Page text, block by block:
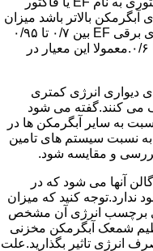
آبگرمکن بالاتر باشد میزان
کارایی آبگرمکن بیشتر است.آبگرمکن های برقی EF بین ۰/۷ تا ۰/۹۵
دارند و آبگرمکن های گازی EF بین ۰/۵ تا ۰/۶.معمولا این معیار در
دیواری انرژی کمتری
می کنند.گفته می شود
بین 8 تا 50 درصد نسبت به سایر آبگرمکن ها در
نسبت سیستم های تامین
و مقایسه شود.
آنها می شود که در
کنید که میزان
برچسب انرژی آن مشخص
شمعک آبگرمکن مخزنی
انرژی تاثیر بگذارید.علت